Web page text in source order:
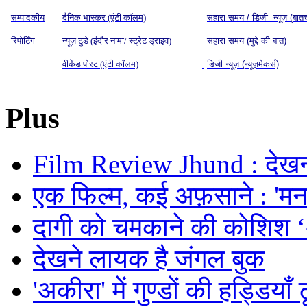
सम्पादकीय दैनिक भास्कर (एंटी कॉलम) सहारा समय / डिजी न्यूज़
रिपोर्टिंग न्यूज़ टुडे (इंदौर नामा/ स्ट्रेट ड्राइव) सहारा समय (मुद्दे की बात)
वीकेंड पोस्ट (एंटी कॉलम) डिजी न्यूज़ (न्यूज़मेकर्स)
Plus
Film Review Jhund :
एक फिल्म, कई अफ़साने :
दागी को चमकाने की कोशिश
देखने लायक है जंगल बुक
'अकीरा' में गुण्डों की हड्डियाँ